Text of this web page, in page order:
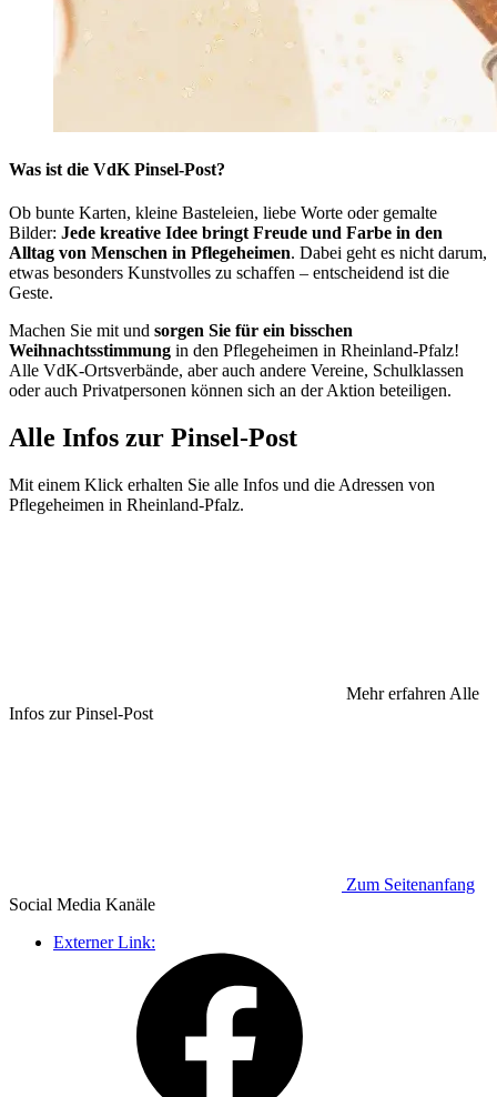
Was ist die VdK Pinsel-Post?
Ob bunte Karten, kleine Basteleien, liebe Worte oder gemalte
Bilder: Jede kreative Idee bringt Freude und Farbe in den
Alltag von Menschen in Pflegeheimen. Dabei geht es nicht darum,
etwas besonders Kunstvolles zu schaffen – entscheidend ist die
Geste.
Machen Sie mit und sorgen Sie für ein bisschen
Weihnachtsstimmung in den Pflegeheimen in Rheinland-Pfalz!
Alle VdK-Ortsverbände, aber auch andere Vereine, Schulklassen
oder auch Privatpersonen können sich an der Aktion beteiligen.
Alle Infos zur Pinsel-Post
Mit einem Klick erhalten Sie alle Infos und die Adressen von
Pflegeheimen in Rheinland-Pfalz.
Mehr erfahren Alle
Infos zur Pinsel-Post
Zum Seitenanfang
Social Media Kanäle
Externer Link: